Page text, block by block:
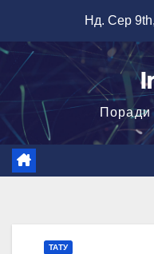
вмісту
Нд. Сер
Поради
ТАТУ